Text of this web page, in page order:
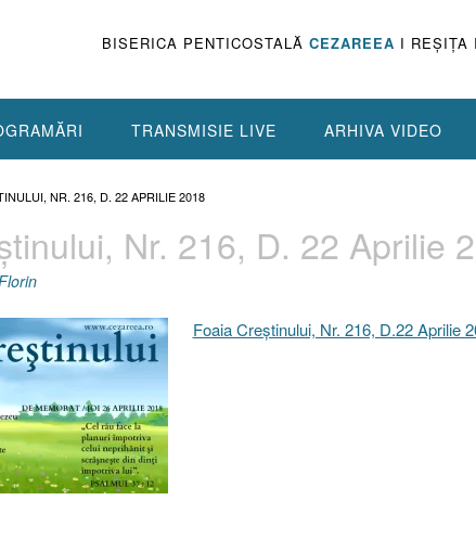
BISERICA PENTICOSTALĂ CEZAREEA I REŞIŢA
TRANSMISIE LIVE ARHIVA VIDEO
NR. 216, D. 22 APRILIE 2018
Nr. 216, D. 22 Aprilie
Foaia Creştinului, Nr. 216, D.22 Aprilie